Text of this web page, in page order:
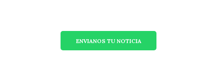
ENVIANOS TU NOTICIA